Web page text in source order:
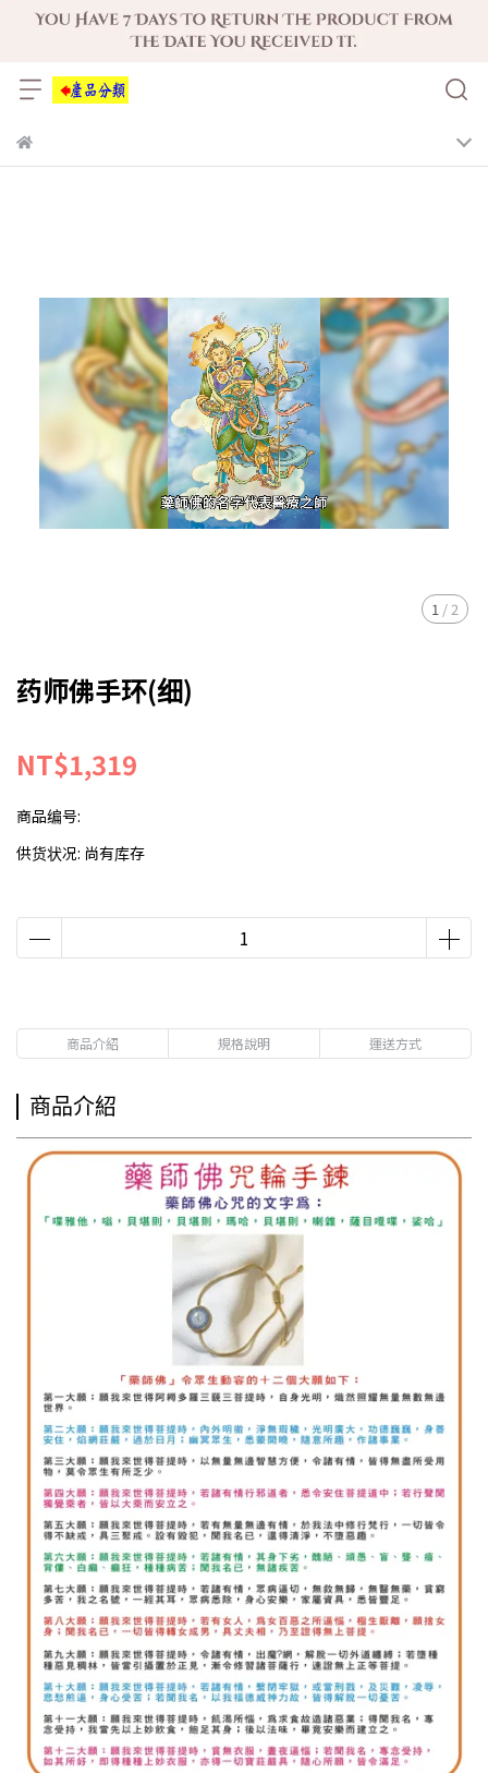
1 /2
药师佛手环(细)
NT$1,319
商品编号:
供货状况: 尚有库存
商品介紹 規格說明 運送方式
商品介紹